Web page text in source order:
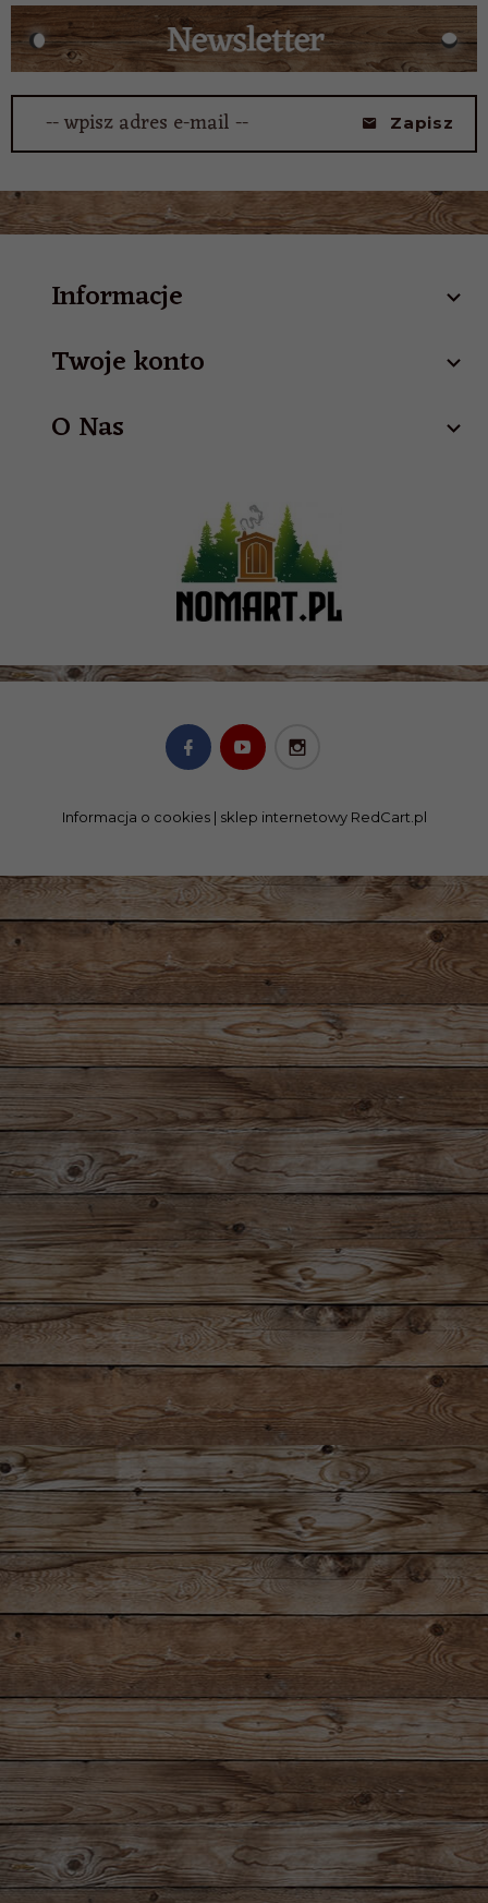
-- wpisz adres e-mail -- Zapisz
Informacje
Twoje konto
O Nas
Informacja o cookies| sklep internetowyRedCart.pl